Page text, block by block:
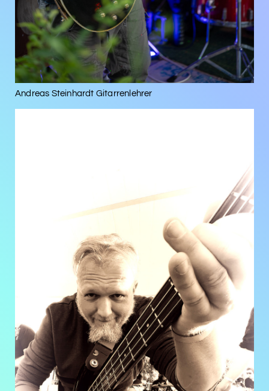
Andreas Steinhardt Gitarrenlehrer